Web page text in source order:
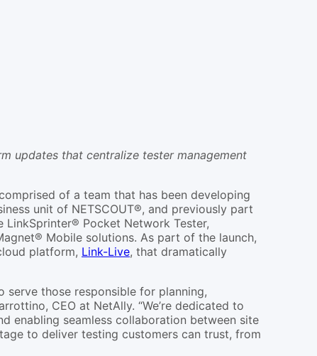
updates that centralize tester management
of a team that has been developing
unit of NETSCOUT®, and previously part
Pocket Network Tester,
Mobile solutions. As part of the launch,
platform, Link-Live, that dramatically
those responsible for planning,
CEO at NetAlly. “We’re dedicated to
enabling seamless collaboration between site
to deliver testing customers can trust, from